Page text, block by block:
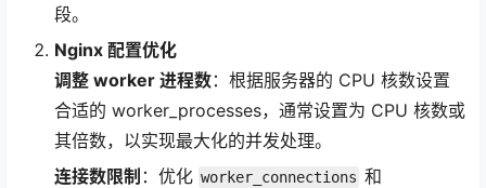
段。
Nginx 配置优化
调整 worker 进程数：根据服务器的 CPU 核数设置
合适的 worker_processes，通常设置为 CPU 核数或
其倍数，以实现最大化的并发处理。
连接数限制 ：优化 worker_connections 和